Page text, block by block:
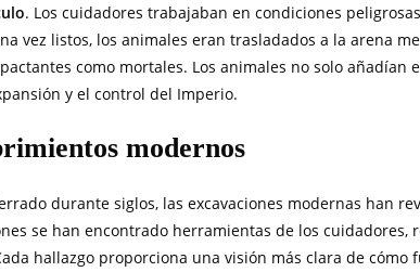
. Los cuidadores trabajaban en condiciones
vez listos, los animales eran trasladados a la arena
como mortales. Los animales no solo añadían
y el control del Imperio.
modernos
durante siglos, las excavaciones modernas han
se han encontrado herramientas de los cuidadores,
hallazgo proporciona una visión más clara de cómo